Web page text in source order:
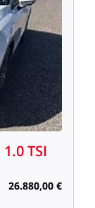
1.0TSI
26.880,00 €